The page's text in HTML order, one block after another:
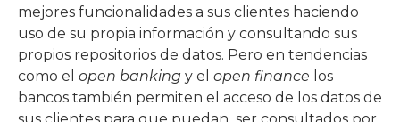
mejores funcionalidades a sus clientes haciendo
uso de su propia información y consultando sus
propios repositorios de datos. Pero en tendencias
como el open banking y el open finance los
bancos también permiten el acceso de los datos de
sus clientes para que puedan ser consultados por